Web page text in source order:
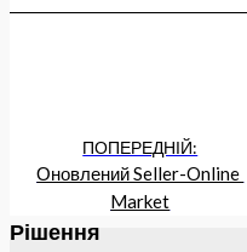
ПОПЕРЕДНІЙ:
Оновлений Seller-Online
Market
Рішення